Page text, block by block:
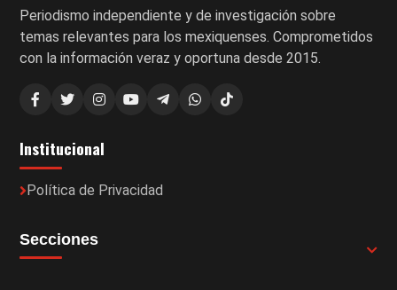
Periodismo independiente y de investigación sobre
temas relevantes para los mexiquenses. Comprometidos
con la información veraz y oportuna desde 2015.
Institucional
Política de Privacidad
Secciones